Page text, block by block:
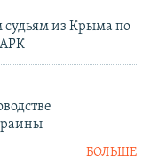
судьям из Крыма по
АРК
БОЛЬШЕ